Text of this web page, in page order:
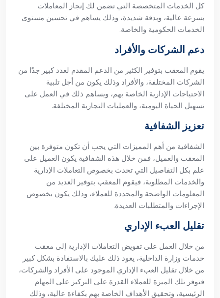
كل الخدمات المتخصصة التي تضمن لك إنجاز المعاملات
بسرعة عالية، وبدقة شديدة، وذلك يساهم في تحسين مستوى
الخدمات الحكومية والخاصة.
دعم الشركات والأفراد
يقوم المعقب بتوفير الكثير من الدعم المقدم لعدد كبير جدًا من
الشركات المختلفة، والأفراد وذلك يكون من أجل تلبية
الاحتياجات الإدارية الخاصة بهم، ويساهم ذلك في العمل على
تسهيل الحياة اليومية، والعمليات التجارية المختلفة.
تعزيز الشفافية
الشفافية من أهم المميزات التي يجب أن تكون متوفرة بين
المعقب والعميل، فمن خلال هذه الشفافية يكون العميل على
علم بكل التفاصيل التي تحدث بخصوص التعاملات الإدارية
والخدمات المطلوبة، فيقوم المعقب بتوفير العديد من
المعلومات الواضحة والمحددة للعملاء، وذلك يكون بخصوص
الإجراءات والمتطلبات العديدة.
تقليل العبء الإداري
من خلال العمل على تفويض التعاملات الإدارية إلى معقب
خدمات وزارة الداخلية، يعود ذلك عليك بالاستفادة بشكل كبير
من خلال تقليل العبء الإداري الموجود على الأفراد والشركات،
فتوفر تلك الميزة للعملاء القدرة على التركيز على المهام
الرئيسية، وتحقيق الأهداف الخاصة بهم بكفاءة عالية، وذلك